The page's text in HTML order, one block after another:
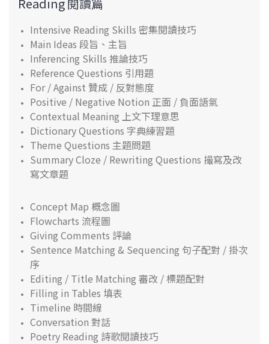
Intensive Reading Skills 密集閱讀技巧
Main Ideas 段旨、主旨
Inferencing Skills 推論技巧
Reference Questions 引用題
For / Against 贊成 / 反對態度
Positive / Negative Notion 正面 / 負面語氣
Contextual Meaning 上文下理意思
Dictionary Questions 字典練習題
Theme Questions 主題問題
Summary Cloze / Rewriting Questions 撮寫及改
寫文章題
Concept Map 概念圖
Flowcharts 流程圖
Giving Comments 評論
Sentence Matching & Sequencing 句子配對 / 掛次
序
Editing / Title Matching 審改 / 標題配對
Filling in Tables 填表
Timeline 時間線
Conversation 對話
Poetry Reading 詩歌閱讀技巧